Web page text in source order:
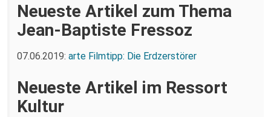
Neueste Artikel zum Thema
Jean-Baptiste Fressoz
07.06.2019: arte Filmtipp: Die Erdzerstörer
Neueste Artikel im Ressort
Kultur